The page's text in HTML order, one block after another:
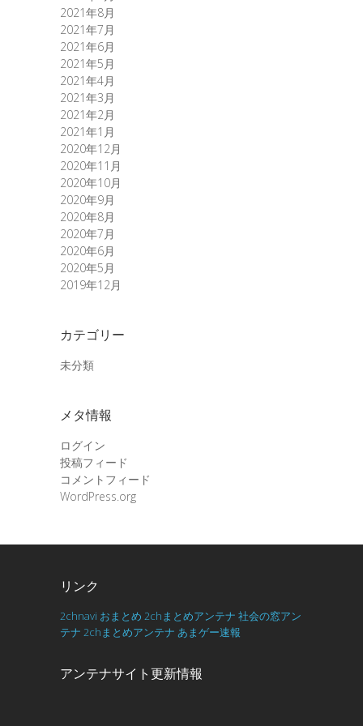
2021年8月
2021年7月
2021年6月
2021年5月
2021年4月
2021年3月
2021年2月
2021年1月
2020年12月
2020年11月
2020年10月
2020年9月
2020年8月
2020年7月
2020年6月
2020年5月
2019年12月
カテゴリー
未分類
メタ情報
ログイン
投稿フィード
コメントフィード
WordPress.org
リンク
2chnavi おまとめ 2chまとめアンテナ 社会の窓アン
テナ 2chまとめアンテナ あまゲー速報
アンテナサイト更新情報